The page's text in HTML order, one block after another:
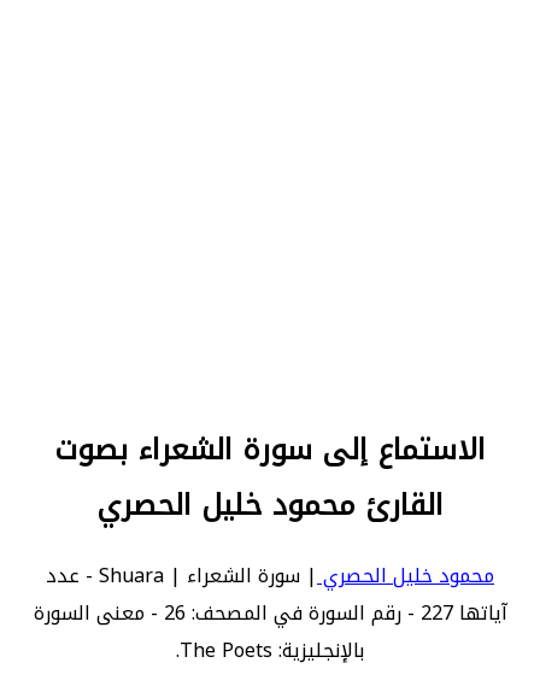
الاستماع إلى سورة الشعراء بصوت
القارئ محمود خليل الحصري
محمود خليل الحصري
| سورة الشعراء | Shuara - عدد
آياتها 227 - رقم السورة في المصحف: 26 - معنى السورة
بالإنجليزية: The Poets.